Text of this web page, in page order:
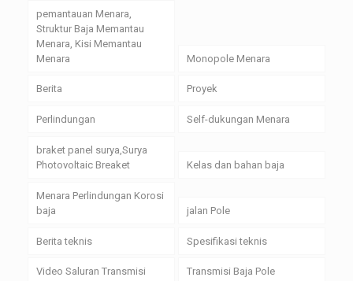
pemantauan Menara,
Struktur Baja Memantau
Menara, Kisi Memantau
Menara
Monopole Menara
Berita Proyek
Perlindungan Self-dukungan Menara
braket panel surya,Surya
Photovoltaic Breaket
Kelas dan bahan baja
Menara Perlindungan Korosi
baja
jalan Pole
Berita teknis Spesifikasi teknis
Video Saluran Transmisi Transmisi Baja Pole